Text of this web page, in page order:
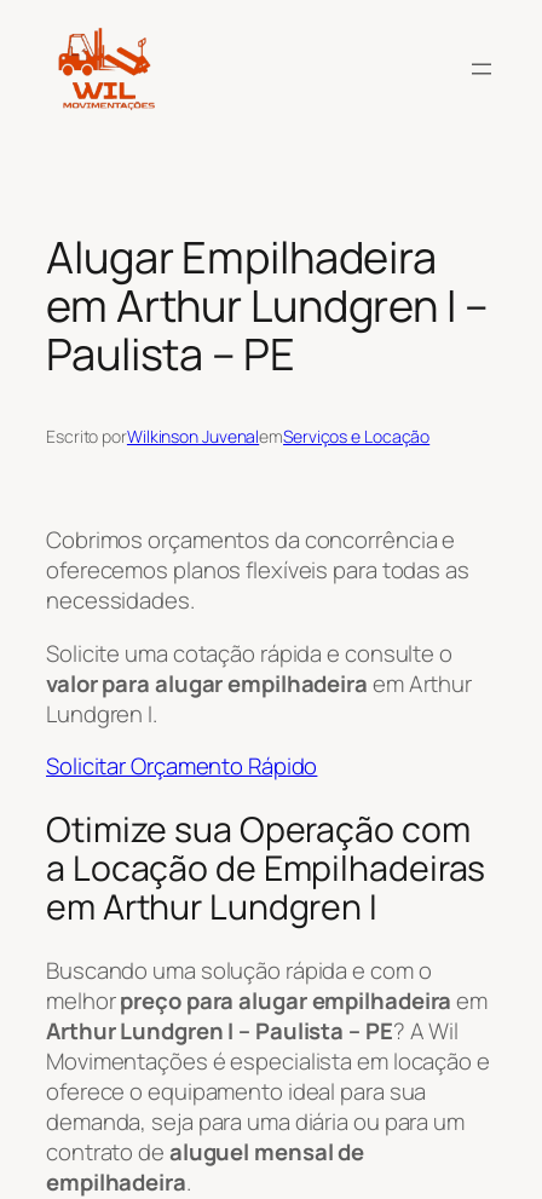
conteúdo
Alugar Empilhadeira
em Arthur Lundgren I –
Paulista – PE
Escrito porWilkinson JuvenalemServiços e Locação
Cobrimos orçamentos da concorrência e
oferecemos planos flexíveis para todas as
necessidades.
Solicite uma cotação rápida e consulte o
valor para alugar empilhadeiraem Arthur
Lundgren I.
Solicitar Orçamento Rápido
Otimize sua Operação com
a Locação de Empilhadeiras
em Arthur Lundgren I
Buscando uma solução rápida e com o
melhorpreço para alugar empilhadeiraem
Arthur Lundgren I – Paulista – PE? A Wil
Movimentações é especialista em locação e
oferece o equipamento ideal para sua
demanda, seja para uma diária ou para um
contrato dealuguel mensal de
empilhadeira.